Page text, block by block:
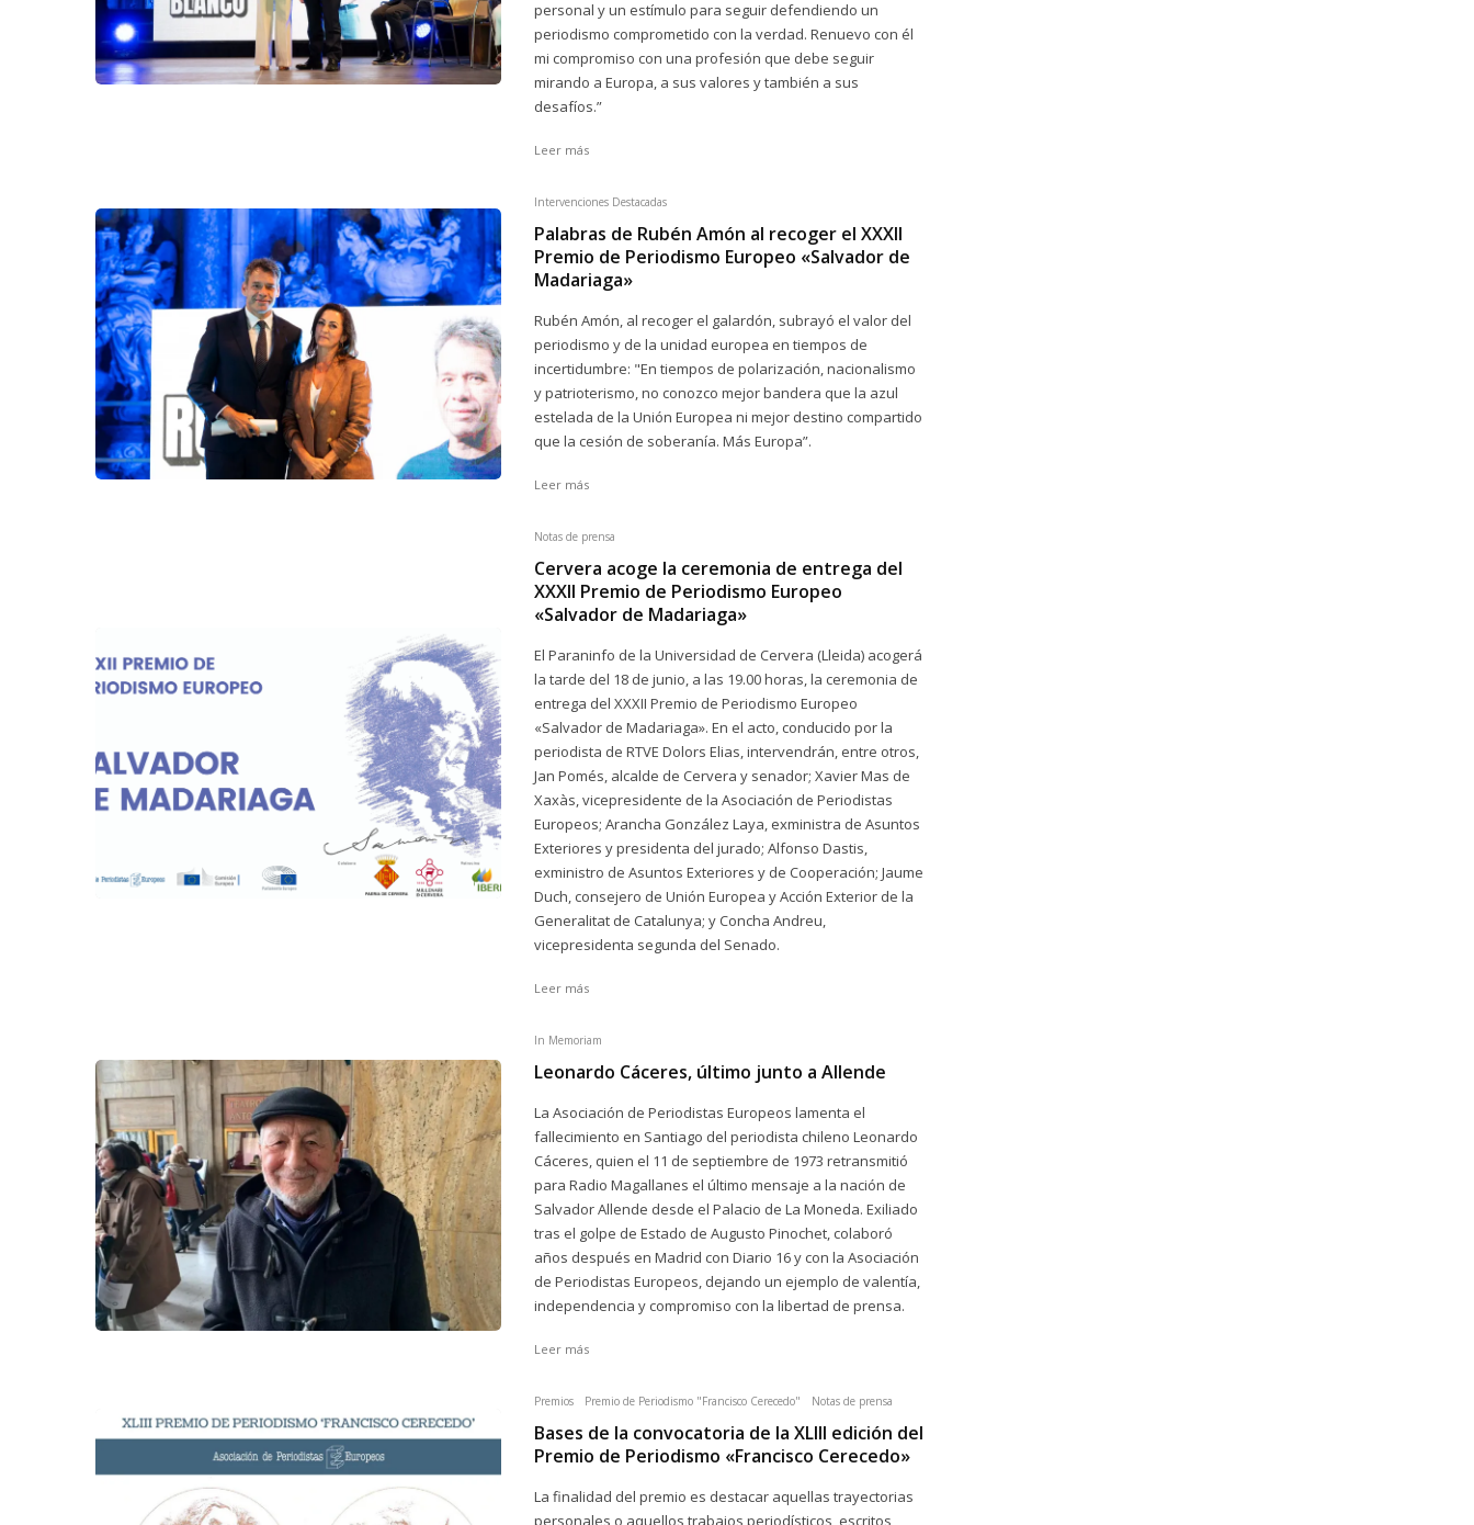
personal y un estímulo para seguir defendiendo un
periodismo comprometido con la verdad. Renuevo con él
mi compromiso con una profesión que debe seguir
mirando a Europa, a sus valores y también a sus
desafíos.”
Leer más
Intervenciones Destacadas
Palabras de Rubén Amón al recoger el XXXII
Premio de Periodismo Europeo «Salvador de
Madariaga»
Rubén Amón, al recoger el galardón, subrayó el valor del
periodismo y de la unidad europea en tiempos de
incertidumbre: "En tiempos de polarización, nacionalismo
y patrioterismo, no conozco mejor bandera que la azul
estelada de la Unión Europea ni mejor destino compartido
que la cesión de soberanía. Más Europa”.
Leer más
Notas de prensa
Cervera acoge la ceremonia de entrega del
XXXII Premio de Periodismo Europeo
«Salvador de Madariaga»
El Paraninfo de la Universidad de Cervera (Lleida) acogerá
la tarde del 18 de junio, a las 19.00 horas, la ceremonia de
entrega del XXXII Premio de Periodismo Europeo
«Salvador de Madariaga». En el acto, conducido por la
periodista de RTVE Dolors Elias, intervendrán, entre otros,
Jan Pomés, alcalde de Cervera y senador; Xavier Mas de
Xaxàs, vicepresidente de la Asociación de Periodistas
Europeos; Arancha González Laya, exministra de Asuntos
Exteriores y presidenta del jurado; Alfonso Dastis,
exministro de Asuntos Exteriores y de Cooperación; Jaume
Duch, consejero de Unión Europea y Acción Exterior de la
Generalitat de Catalunya; y Concha Andreu,
vicepresidenta segunda del Senado.
Leer más
In Memoriam
Leonardo Cáceres, último junto a Allende
La Asociación de Periodistas Europeos lamenta el
fallecimiento en Santiago del periodista chileno Leonardo
Cáceres, quien el 11 de septiembre de 1973 retransmitió
para Radio Magallanes el último mensaje a la nación de
Salvador Allende desde el Palacio de La Moneda. Exiliado
tras el golpe de Estado de Augusto Pinochet, colaboró
años después en Madrid con Diario 16 y con la Asociación
de Periodistas Europeos, dejando un ejemplo de valentía,
independencia y compromiso con la libertad de prensa.
Leer más
Premios Premio de Periodismo "Francisco Cerecedo" Notas de prensa
Bases de la convocatoria de la XLIII edición del
Premio de Periodismo «Francisco Cerecedo»
La finalidad del premio es destacar aquellas trayectorias
personales o aquellos trabajos periodísticos, escritos,